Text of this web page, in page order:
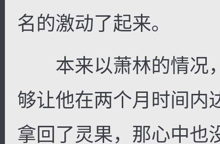
名的激动了起来。
本来以萧林的情况
够让他在两个月时间内
拿回了灵果，那心中也